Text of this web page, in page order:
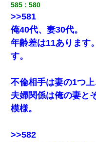
夫の友達がBBQを定期的に
女性側のリーダーみたいな
われて…
昨日37歳のおばさんと行為
【衝撃】婚約者「兄と結婚
お互い干渉はしないように
したので、母が・・・
ｗｗｗｗｗｗｗ
585 580
>>581
俺40代、妻30代。
年齢差は11あります
す。
不倫相手は妻の1つ
夫婦関係は俺の妻と
模様。
>>582